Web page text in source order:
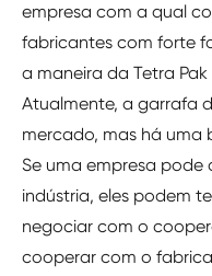
empresa com a qual
fabricantes com forte
a maneira da Tetra
Atualmente, a garrafa
mercado, mas há uma
Se uma empresa
indústria, eles podem
negociar com o
cooperar com o